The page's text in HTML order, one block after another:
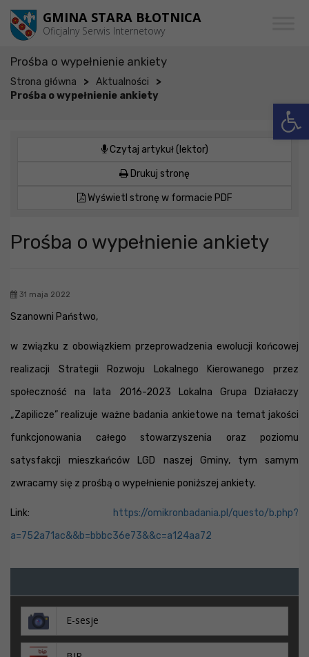
Przejdź do menu
Przejdź do głównej treści strony
Przejdź do stopki strony GMINA STARA BŁOTNICA
Oficjalny Serwis Internetowy
Prośba o wypełnienie ankiety
Strona główna > Aktualności >
Prośba o wypełnienie ankiety
Czytaj artykuł (lektor)
Drukuj stronę
Wyświetl stronę w formacie PDF
Prośba o wypełnienie ankiety
31 maja 2022
Szanowni Państwo,
w związku z obowiązkiem przeprowadzenia ewolucji końcowej
realizacji Strategii Rozwoju Lokalnego Kierowanego przez
społeczność na lata 2016-2023 Lokalna Grupa Działaczy
„Zapilicze” realizuje ważne badania ankietowe na temat jakości
funkcjonowania całego stowarzyszenia oraz poziomu
satysfakcji mieszkańców LGD naszej Gminy, tym samym
zwracamy się z prośbą o wypełnienie poniższej ankiety.
Link:
https://omikronbadania.pl/questo/b.php?
a=752a71ac&&b=bbbc36e73&&c=a124aa72
E-sesje